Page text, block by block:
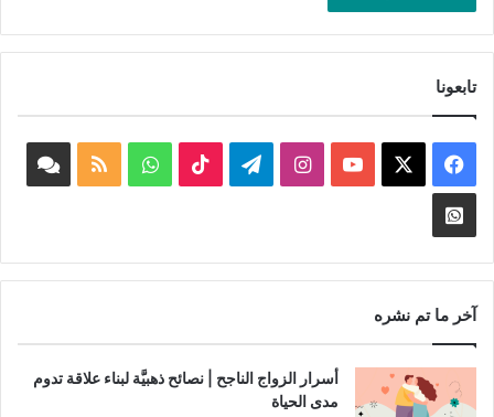
تابعونا
فيسبوك ‫YouTubeانستقرامتيلقرام ‫TikTokواتسابملخص
Whatsapp
Channel
آخر ما تم نشره
أسرار الزواج الناجح | نصائح ذهبيَّة لبناء علاقة تدوم
مدى الحياة